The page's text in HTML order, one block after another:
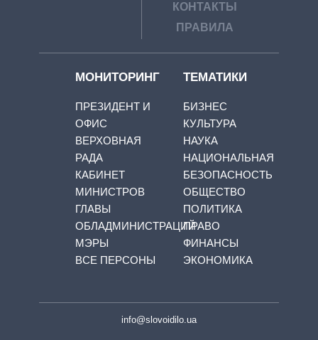
КОНТАКТЫ
ПРАВИЛА
МОНИТОРИНГ
ПРЕЗИДЕНТ И
ОФИС
ВЕРХОВНАЯ
РАДА
КАБИНЕТ
МИНИСТРОВ
ГЛАВЫ
ОБЛАДМИНИСТРАЦИЙ
МЭРЫ
ВСЕ ПЕРСОНЫ
ТЕМАТИКИ
БИЗНЕС
КУЛЬТУРА
НАУКА
НАЦИОНАЛЬНАЯ
БЕЗОПАСНОСТЬ
ОБЩЕСТВО
ПОЛИТИКА
ПРАВО
ФИНАНСЫ
ЭКОНОМИКА
info@slovoidilo.ua